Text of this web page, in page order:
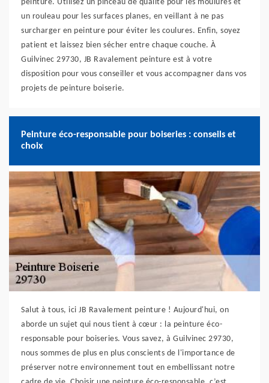
peinture. Utilisez un pinceau de qualité pour les moulures et
un rouleau pour les surfaces planes, en veillant à ne pas
surcharger en peinture pour éviter les coulures. Enfin, soyez
patient et laissez bien sécher entre chaque couche. À
Guilvinec 29730, JB Ravalement peinture est à votre
disposition pour vous conseiller et vous accompagner dans vos
projets de peinture boiserie.
Peinture éco-responsable pour boiseries : conseils et
choix
Salut à tous, ici JB Ravalement peinture ! Aujourd'hui, on
aborde un sujet qui nous tient à cœur : la peinture éco-
responsable pour boiseries. Vous savez, à Guilvinec 29730,
nous sommes de plus en plus conscients de l'importance de
préserver notre environnement tout en embellissant notre